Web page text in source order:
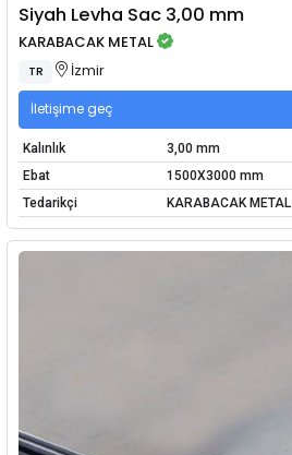
Siyah Levha Sac 3,00 mm
KARABACAK METAL
TR İzmir
İletişime geç
Kalınlık
3,00 mm
Ebat
1500X3000 mm
Tedarikçi
KARABACAK METAL